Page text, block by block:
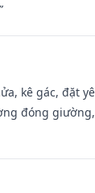
kê gác, đặt
đóng